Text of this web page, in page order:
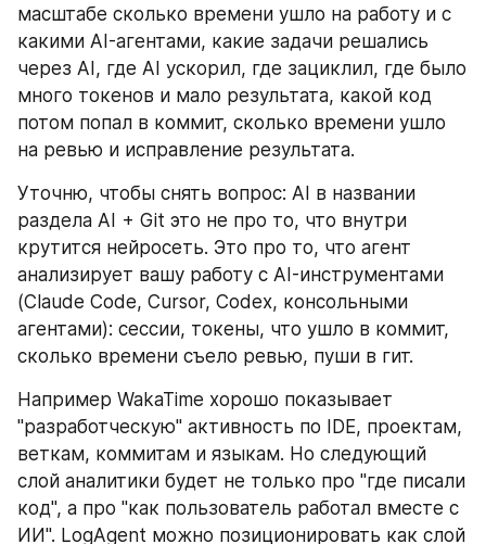
масштабе сколько времени ушло на работу и с
какими AI-агентами, какие задачи решались
через AI, где AI ускорил, где зациклил, где было
много токенов и мало результата, какой код
потом попал в коммит, сколько времени ушло
на ревью и исправление результата.
Уточню, чтобы снять вопрос: AI в названии
раздела AI + Git это не про то, что внутри
крутится нейросеть. Это про то, что агент
анализирует вашу работу с AI-инструментами
(Claude Code, Cursor, Codex, консольными
агентами): сессии, токены, что ушло в коммит,
сколько времени съело ревью, пуши в гит.
Например WakaTime хорошо показывает
"разработческую" активность по IDE, проектам,
веткам, коммитам и языкам. Но следующий
слой аналитики будет не только про "где писали
код", а про "как пользователь работал вместе с
ИИ". LogAgent можно позиционировать как слой